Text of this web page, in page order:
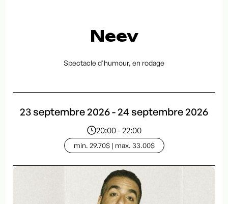
Neev
Spectacle d'humour, en rodage
23 septembre 2026 - 24 septembre 2026
20:00 - 22:00
min. 29.70$ | max. 33.00$